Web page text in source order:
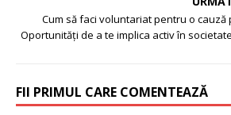
Cum să faci voluntariat pentru o cauză
Oportunități de a te implica activ în
FII PRIMUL CARE COMENTEAZĂ